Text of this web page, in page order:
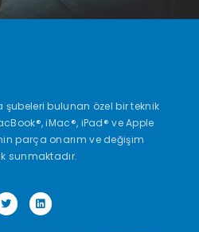
şubeleri bulunan özel bir teknik
iMac®, iPad® ve Apple
parça onarım ve değişim
sunmaktadır.